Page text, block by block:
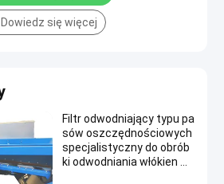
Dowiedz się więcej
Filtr odwodniający typu pa
sów oszczędnościowych
specjalistyczny do obrób
ki odwodniania włókien m